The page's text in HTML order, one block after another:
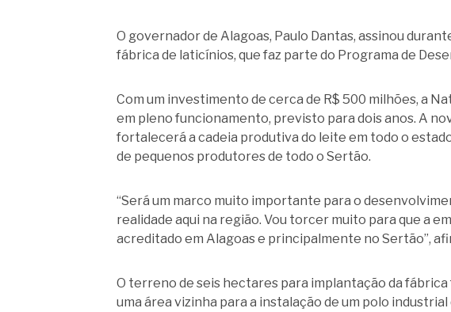
O governador de Alagoas, Paulo Dantas, assinou
fábrica de laticínios, que faz parte do Programa de
Com um investimento de cerca de R$ 500 milhões, a
em pleno funcionamento, previsto para dois anos. A
fortalecerá a cadeia produtiva do leite em todo o
de pequenos produtores de todo o Sertão.
“Será um marco muito importante para o
realidade aqui na região. Vou torcer muito para que a
acreditado em Alagoas e principalmente no Sertão”,
O terreno de seis hectares para implantação da
uma área vizinha para a instalação de um polo